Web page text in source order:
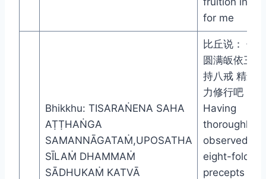
for me
Bhikkhu: TISARAṄENA SAHA
AṬṬHAṄGA
SAMANNĀGATAṀ,UPOSATHA
SĪLAṀ DHAMMAṀ
SĀDHUKAṀ KATVĀ
比丘说： 你已
圆满皈依三宝
持八戒 精进努
力修行吧！
Having
thoroughly
observed the
eight-fold
precepts